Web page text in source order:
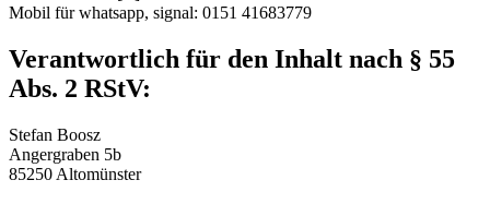
Mobil für whatsapp, signal: 0151 41683779
Verantwortlich für den Inhalt nach § 55
Abs. 2 RStV:
Stefan Boosz
Angergraben 5b
85250 Altomünster